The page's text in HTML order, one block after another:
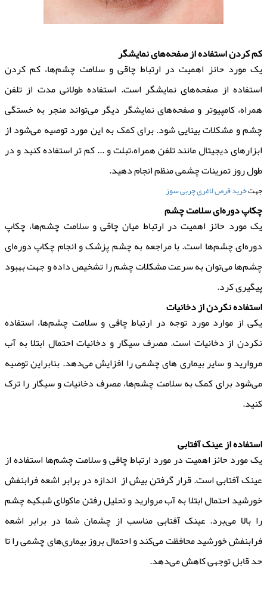
کم کردن استفاده از صفحه‌های نمایشگر
یک مورد حائز اهمیت در ارتباط چاقی و سلامت چشم‌ها، کم کردن
استفاده از صفحه‌های نمایشگر است. استفاده طولانی مدت از تلفن
همراه، کامپیوتر و صفحه‌های نمایشگر دیگر می‌تواند منجر به خستگی
چشم و مشکلات بینایی شود. برای کمک به این مورد توصیه می‌شود از
ابزارهای دیجیتال مانند تلفن همراه،تبلت و ... کم تر استفاده کنید و در
طول روز تمرینات چشمی منظم انجام دهید.
جهتخرید قرص لاغری چربی سوز
چکاپ دوره‌ای سلامت چشم
یک مورد حائز اهمیت در ارتباط میان چاقی و سلامت چشم‌ها، چکاپ
دوره‌ای چشم‌ها است. با مراجعه به چشم پزشک و انجام چکاپ دوره‌ای
چشم‌ها می‌توان به سرعت مشکلات چشم را تشخیص داده و جهت بهبود
پیگیری کرد.
استفاده نکردن از دخانیات
یکی از موارد مورد توجه در ارتباط چاقی و سلامت چشم‌ها، استفاده
نکردن از دخانیات است. مصرف سیگار و دخانیات احتمال ابتلا به آب
مروارید و سایر بیماری های چشمی را افزایش می‌دهد. بنابراین توصیه
می‌شود برای کمک به سلامت چشم‌ها، مصرف دخانیات و سیگار را ترک
کنید.
استفاده از عینک آفتابی
یک مورد حائز اهمیت در مورد ارتباط چاقی و سلامت چشم‌ها استفاده از
عینک آفتابی است. قرار گرفتن بیش از اندازه در برابر اشعه فرابنفش
خورشید احتمال ابتلا به آب مروارید و تحلیل رفتن ماکولای شبکیه چشم
را بالا می‌برد. عینک آفتابی مناسب از چشمان شما در برابر اشعه
فرابنفش خورشید محافظت می‌کند و احتمال بروز بیماری‌های چشمی را تا
حد قابل توجهی کاهش می‌دهد.